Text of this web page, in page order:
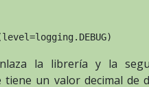
la librería y la
tiene un valor decimal de